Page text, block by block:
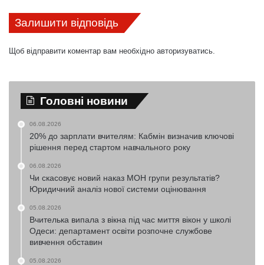
Залишити відповідь
Щоб відправити коментар вам необхідно авторизуватись.
Головні новини
06.08.2026
20% до зарплати вчителям: Кабмін визначив ключові
рішення перед стартом навчального року
06.08.2026
Чи скасовує новий наказ МОН групи результатів?
Юридичний аналіз нової системи оцінювання
05.08.2026
Вчителька випала з вікна під час миття вікон у школі
Одеси: департамент освіти розпочне службове
вивчення обставин
05.08.2026